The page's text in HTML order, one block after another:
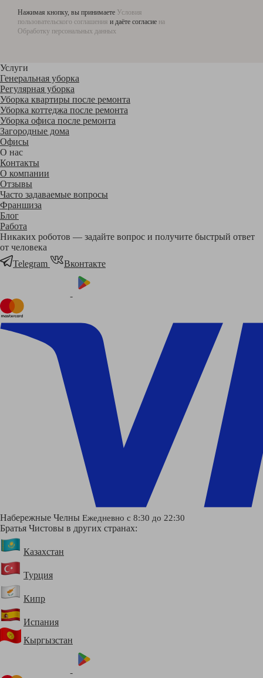
Нажимая кнопку, вы принимаете Условия
пользовательского соглашения и даёте согласие на
Обработку персональных данных
Услуги
Генеральная уборка
Регулярная уборка
Уборка квартиры после ремонта
Уборка коттеджа после ремонта
Уборка офиса после ремонта
Загородные дома
Офисы
О нас
Контакты
О компании
Отзывы
Часто задаваемые вопросы
Франшиза
Блог
Работа
Никаких роботов — задайте вопрос и получите быстрый ответ
от человека
Telegram
Вконтакте
Набережные Челны Ежедневно с 8:30 до 22:30
Братья Чистовы в других странах:
Казахстан
Турция
Кипр
Испания
Кыргызстан